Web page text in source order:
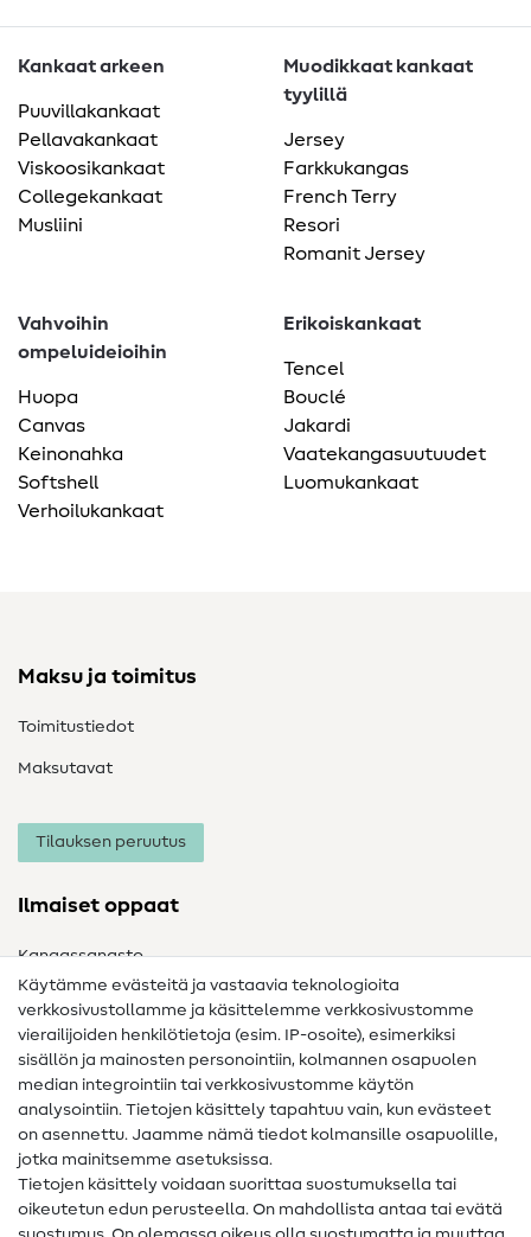
Kankaat arkeen
Puuvillakankaat
Pellavakankaat
Viskoosikankaat
Collegekankaat
Musliini
Muodikkaat kankaat
tyylillä
Jersey
Farkkukangas
French Terry
Resori
Romanit Jersey
Vahvoihin
ompeluideioihin
Huopa
Canvas
Keinonahka
Softshell
Verhoilukankaat
Erikoiskankaat
Tencel
Bouclé
Jakardi
Vaatekangasuutuudet
Luomukankaat
Maksu ja toimitus
Toimitustiedot
Maksutavat
Tilauksen peruutus
Ilmaiset oppaat
Kangassanasto
Ompelusanasto
Ompeluohjeet
Apua ja yhteystiedot
Yhteystiedot
Tietoa omistajanvaihdoksesta
FAQ
Käytämme evästeitä ja vastaavia teknologioita
verkkosivustollamme ja käsittelemme verkkosivustomme
vierailijoiden henkilötietoja (esim. IP-osoite), esimerkiksi
sisällön ja mainosten personointiin, kolmannen osapuolen
median integrointiin tai verkkosivustomme käytön
analysointiin. Tietojen käsittely tapahtuu vain, kun evästeet
on asennettu. Jaamme nämä tiedot kolmansille osapuolille,
jotka mainitsemme asetuksissa.
Tietojen käsittely voidaan suorittaa suostumuksella tai
oikeutetun edun perusteella. On mahdollista antaa tai evätä